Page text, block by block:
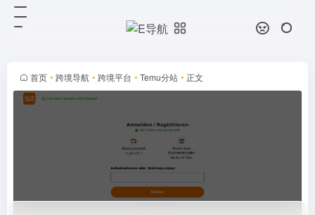
首页 • 跨境导航 • 跨境平台 • Temu分站 • 正文